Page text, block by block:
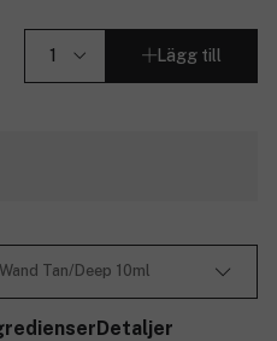
Lägg till
Tan/Deep 10ml
Detaljer